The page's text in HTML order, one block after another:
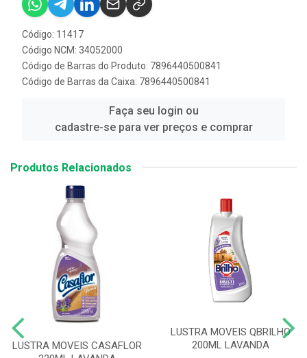
Código: 11417
Código NCM: 34052000
Código de Barras do Produto: 7896440500841
Código de Barras da Caixa: 7896440500841
Faça seu login ou
cadastre-se para ver preços e comprar
Produtos Relacionados
LUSTRA MOVEIS CASAFLOR
LUSTRA MOVEIS QBRILHO
200ML LAVANDA